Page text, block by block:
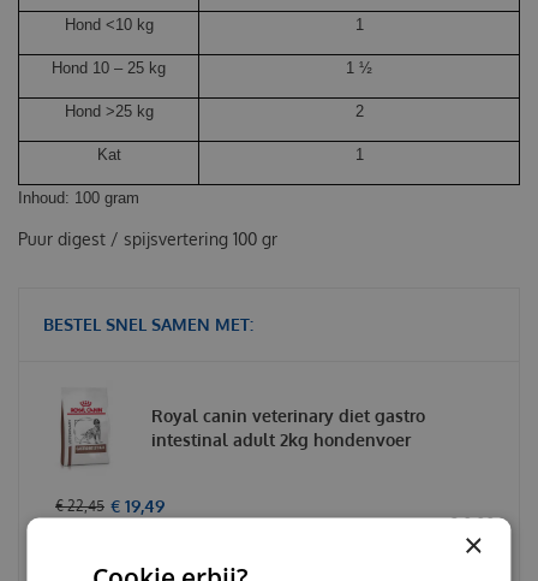
Hond <10 kg 1
Hond 10 – 25 kg 1 ½
Hond >25 kg 2
Kat 1
Inhoud: 100 gram
Puur digest / spijsvertering 100 gr
BESTEL SNEL SAMEN MET:
Royal canin veterinary diet gastro
intestinal adult 2kg hondenvoer
€ 22,45 € 19,49
€ 0,00
×